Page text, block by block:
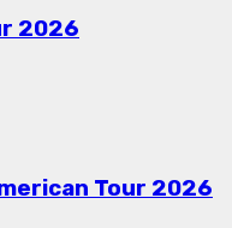
2026
Tour 2026